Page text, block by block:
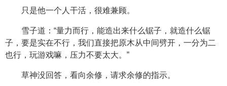
只是他一个人干活，很难兼顾。
雪子道：“量力而行，能造出来什么锯子，就造什么锯
子，要是实在不行，我们直接把原木从中间劈开，一分为二
也行，玩游戏嘛，压力不要太大。”
草神没回答，看向余修，请求余修的指示。